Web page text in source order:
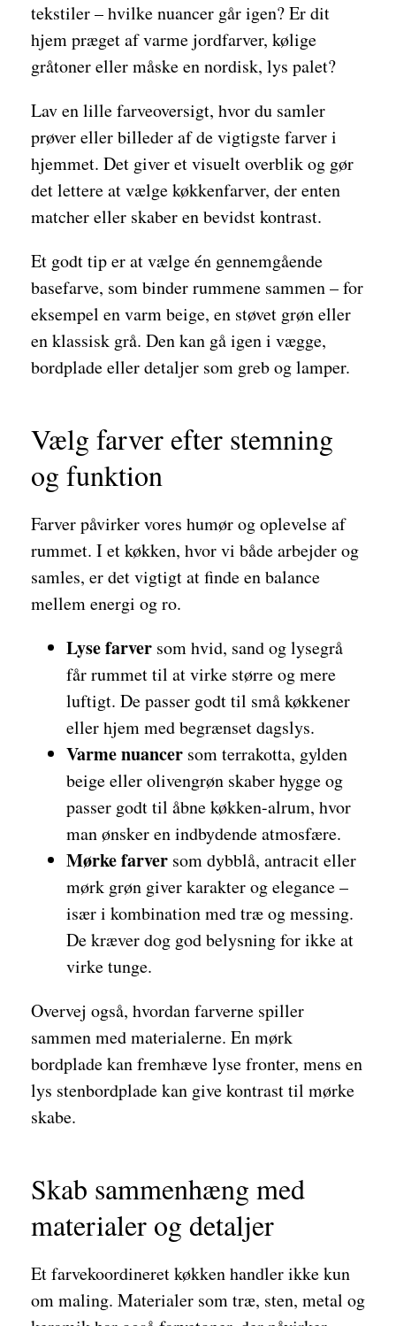
tekstiler – hvilke nuancer går igen? Er dit
hjem præget af varme jordfarver, kølige
gråtoner eller måske en nordisk, lys palet?
Lav en lille farveoversigt, hvor du samler
prøver eller billeder af de vigtigste farver i
hjemmet. Det giver et visuelt overblik og gør
det lettere at vælge køkkenfarver, der enten
matcher eller skaber en bevidst kontrast.
Et godt tip er at vælge én gennemgående
basefarve, som binder rummene sammen – for
eksempel en varm beige, en støvet grøn eller
en klassisk grå. Den kan gå igen i vægge,
bordplade eller detaljer som greb og lamper.
Vælg farver efter stemning
og funktion
Farver påvirker vores humør og oplevelse af
rummet. I et køkken, hvor vi både arbejder og
samles, er det vigtigt at finde en balance
mellem energi og ro.
Lyse farver som hvid, sand og lysegrå
får rummet til at virke større og mere
luftigt. De passer godt til små køkkener
eller hjem med begrænset dagslys.
Varme nuancer som terrakotta, gylden
beige eller olivengrøn skaber hygge og
passer godt til åbne køkken-alrum, hvor
man ønsker en indbydende atmosfære.
Mørke farver som dybblå, antracit eller
mørk grøn giver karakter og elegance –
især i kombination med træ og messing.
De kræver dog god belysning for ikke at
virke tunge.
Overvej også, hvordan farverne spiller
sammen med materialerne. En mørk
bordplade kan fremhæve lyse fronter, mens en
lys stenbordplade kan give kontrast til mørke
skabe.
Skab sammenhæng med
materialer og detaljer
Et farvekoordineret køkken handler ikke kun
om maling. Materialer som træ, sten, metal og